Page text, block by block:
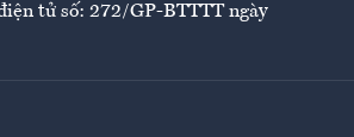
tử số: 272/GP-BTTTT ngày